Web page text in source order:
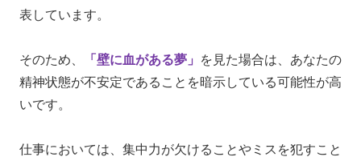
表しています。
そのため、 「壁に血がある夢」
を見た場合は、あなたの
精神状態が不安定であることを暗示している可能性が高
いです。
仕事においては、集中力が欠けることやミスを犯すこと